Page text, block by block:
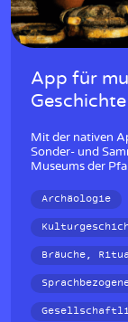
App für
Mit der nativen
Sonder- und
Museums der
Archäologie
Bräuche,